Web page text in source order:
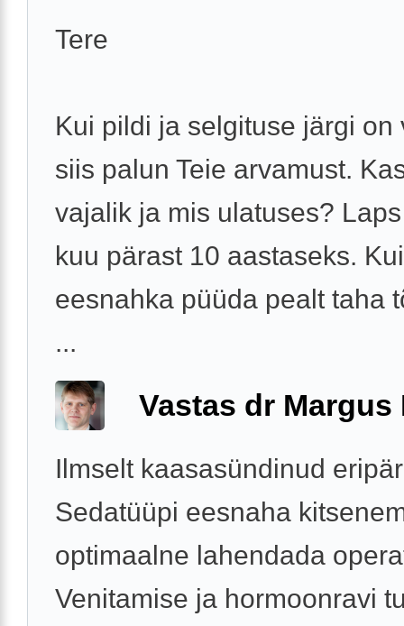
Tere
Kui pildi ja selgituse järgi on
siis palun Teie arvamust.
vajalik ja mis ulatuses?
kuu pärast 10 aastaseks. Kui
eesnahka püüda pealt taha
...
Vastas dr Margus
Ilmselt kaasasündinud
Sedatüüpi eesnaha
optimaalne lahendada
Venitamise ja hormoonravi